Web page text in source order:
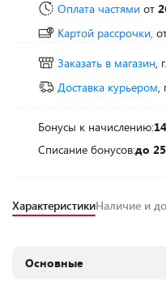
Оплата частями от
Картой рассрочки,
Заказать в магазин,
Доставка курьером,
Бонусы к начислению:
Списание бонусов:до
ХарактеристикиНаличие и
Основные